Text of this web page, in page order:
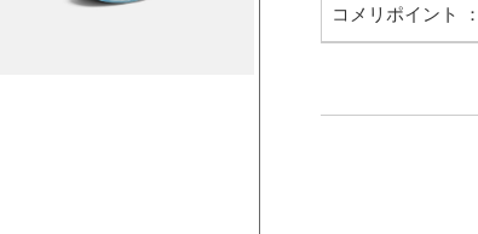
コメリポイント ：